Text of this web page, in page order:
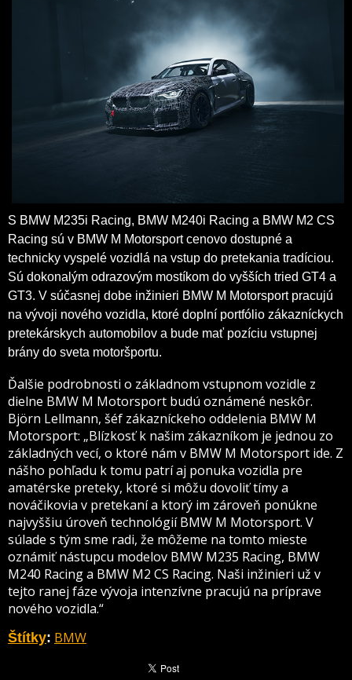
S BMW M235i Racing, BMW M240i Racing a BMW M2 CS
Racing sú v BMW M Motorsport cenovo dostupné a
technicky vyspelé vozidlá na vstup do pretekania tradíciou.
Sú dokonalým odrazovým mostíkom do vyšších tried GT4 a
GT3. V súčasnej dobe inžinieri BMW M Motorsport pracujú
na vývoji nového vozidla, ktoré doplní portfólio zákazníckych
pretekárskych automobilov a bude mať pozíciu vstupnej
brány do sveta motoršportu.
Ďalšie podrobnosti o základnom vstupnom vozidle z
dielne BMW M Motorsport budú oznámené neskôr.
Björn Lellmann, šéf zákazníckeho oddelenia BMW M
Motorsport: „Blízkosť k našim zákazníkom je jednou zo
základných vecí, o ktoré nám v BMW M Motorsport ide. Z
nášho pohľadu k tomu patrí aj ponuka vozidla pre
amatérske preteky, ktoré si môžu dovoliť tímy a
nováčikovia v pretekaní a ktorý im zároveň ponúkne
najvyššiu úroveň technológií BMW M Motorsport. V
súlade s tým sme radi, že môžeme na tomto mieste
oznámiť nástupcu modelov BMW M235 Racing, BMW
M240 Racing a BMW M2 CS Racing. Naši inžinieri už v
tejto ranej fáze vývoja intenzívne pracujú na príprave
nového vozidla.“
Štítky: BMW